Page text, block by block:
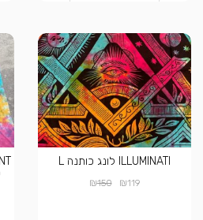
ILLUMINATI לונג כותנה L
₪119
₪150